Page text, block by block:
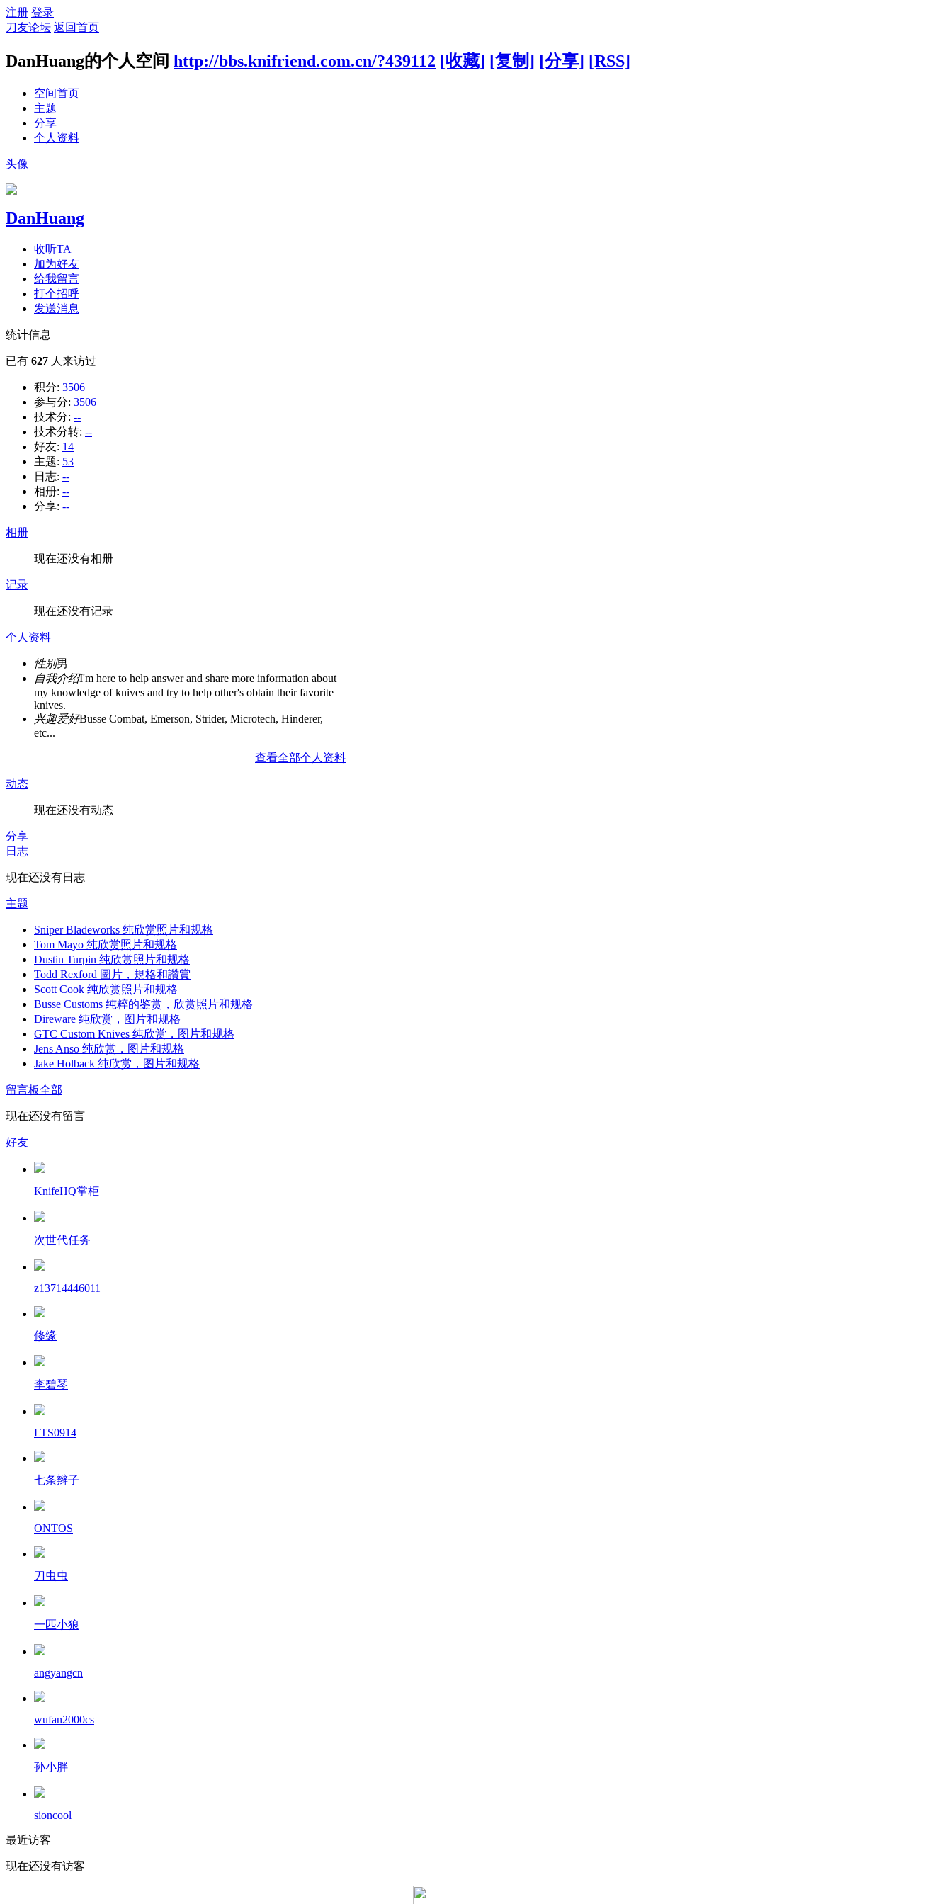
注册 登录
刀友论坛 返回首页
DanHuang的个人空间 http://bbs.knifriend.com.cn/?439112 [收藏] [复制] [分享] [RSS]
空间首页
主题
分享
个人资料
头像
DanHuang
收听TA
加为好友
给我留言
打个招呼
发送消息
统计信息
已有 627 人来访过
积分: 3506
参与分: 3506
技术分: --
技术分转: --
好友: 14
主题: 53
日志: --
相册: --
分享: --
相册
现在还没有相册
记录
现在还没有记录
个人资料
性别男
自我介绍I'm here to help answer and share more information about
my knowledge of knives and try to help other's obtain their favorite
knives.
兴趣爱好Busse Combat, Emerson, Strider, Microtech, Hinderer,
etc...
查看全部个人资料
动态
现在还没有动态
分享
日志
现在还没有日志
主题
Sniper Bladeworks 纯欣赏照片和规格
Tom Mayo 纯欣赏照片和规格
Dustin Turpin 纯欣赏照片和规格
Todd Rexford 圖片，規格和讚賞
Scott Cook 纯欣赏照片和规格
Busse Customs 纯粹的鉴赏，欣赏照片和规格
Direware 纯欣赏，图片和规格
GTC Custom Knives 纯欣赏，图片和规格
Jens Anso 纯欣赏，图片和规格
Jake Holback 纯欣赏，图片和规格
留言板全部
现在还没有留言
好友
KnifeHQ掌柜
次世代任务
z13714446011
修缘
李碧琴
LTS0914
七条辫子
ONTOS
刀虫虫
一匹小狼
angyangcn
wufan2000cs
孙小胖
sioncool
最近访客
现在还没有访客